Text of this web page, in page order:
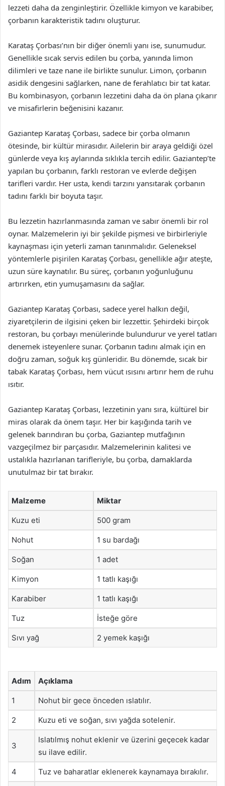
lezzeti daha da zenginleştirir. Özellikle kimyon ve karabiber,
çorbanın karakteristik tadını oluşturur.
Karataş Çorbası’nın bir diğer önemli yanı ise, sunumudur.
Genellikle sıcak servis edilen bu çorba, yanında limon
dilimleri ve taze nane ile birlikte sunulur. Limon, çorbanın
asidik dengesini sağlarken, nane de ferahlatıcı bir tat katar.
Bu kombinasyon, çorbanın lezzetini daha da ön plana çıkarır
ve misafirlerin beğenisini kazanır.
Gaziantep Karataş Çorbası, sadece bir çorba olmanın
ötesinde, bir kültür mirasıdır. Ailelerin bir araya geldiği özel
günlerde veya kış aylarında sıklıkla tercih edilir. Gaziantep’te
yapılan bu çorbanın, farklı restoran ve evlerde değişen
tarifleri vardır. Her usta, kendi tarzını yansıtarak çorbanın
tadını farklı bir boyuta taşır.
Bu lezzetin hazırlanmasında zaman ve sabır önemli bir rol
oynar. Malzemelerin iyi bir şekilde pişmesi ve birbirleriyle
kaynaşması için yeterli zaman tanınmalıdır. Geleneksel
yöntemlerle pişirilen Karataş Çorbası, genellikle ağır ateşte,
uzun süre kaynatılır. Bu süreç, çorbanın yoğunluğunu
artırırken, etin yumuşamasını da sağlar.
Gaziantep Karataş Çorbası, sadece yerel halkın değil,
ziyaretçilerin de ilgisini çeken bir lezzettir. Şehirdeki birçok
restoran, bu çorbayı menülerinde bulundurur ve yerel tatları
denemek isteyenlere sunar. Çorbanın tadını almak için en
doğru zaman, soğuk kış günleridir. Bu dönemde, sıcak bir
tabak Karataş Çorbası, hem vücut ısısını artırır hem de ruhu
ısıtır.
Gaziantep Karataş Çorbası, lezzetinin yanı sıra, kültürel bir
miras olarak da önem taşır. Her bir kaşığında tarih ve
gelenek barındıran bu çorba, Gaziantep mutfağının
vazgeçilmez bir parçasıdır. Malzemelerinin kalitesi ve
ustalıkla hazırlanan tarifleriyle, bu çorba, damaklarda
unutulmaz bir tat bırakır.
Malzeme Miktar
Kuzu eti 500 gram
Nohut 1 su bardağı
Soğan 1 adet
Kimyon 1 tatlı kaşığı
Karabiber 1 tatlı kaşığı
Tuz İsteğe göre
Sıvı yağ 2 yemek kaşığı
Adım Açıklama
1 Nohut bir gece önceden ıslatılır.
2 Kuzu eti ve soğan, sıvı yağda sotelenir.
3
Islatılmış nohut eklenir ve üzerini geçecek kadar
su ilave edilir.
4 Tuz ve baharatlar eklenerek kaynamaya bırakılır.